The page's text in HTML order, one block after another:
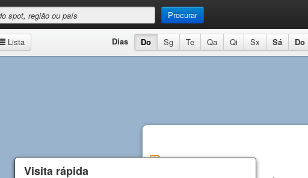
Procurar
Lista Dias Do Sg Te Qa Qi Sx Sá Do
Macaronis
Visita rápida
Visita rápida